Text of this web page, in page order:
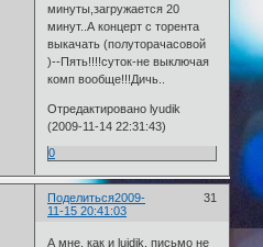
минуты,загружается 20
минут..А концерт с торента
выкачать (полуторачасовой
)--Пять!!!!суток-не выключая
комп вообще!!!Дичь..
Отредактировано lyudik
(2009-11-14 22:31:43)
0
Поделиться 31
2009-
11-15 20:41:03
А мне, как и luidik, письмо не